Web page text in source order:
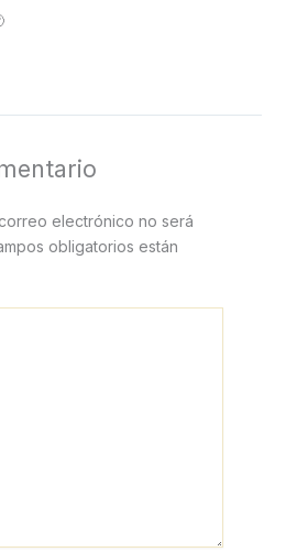
electrónico no será
obligatorios están